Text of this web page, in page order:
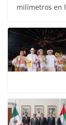
milímetros en